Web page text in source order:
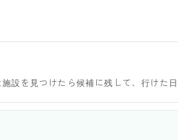
を見つけたら候補に残して、行けた日